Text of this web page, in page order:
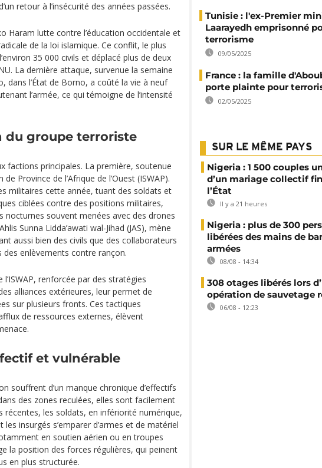
retour à l’insécurité des années passées.
Haram lutte contre l’éducation occidentale et
de la loi islamique. Ce conflit, le plus
35 000 civils et déplacé plus de deux
La dernière attaque, survenue la semaine
dans l’État de Borno, a coûté la vie à neuf
l’armée, ce qui témoigne de l’intensité
du groupe terroriste
factions principales. La première, soutenue
Province de l’Afrique de l’Ouest (ISWAP).
militaires cette année, tuant des soldats et
ciblées contre des positions militaires,
souvent menées avec des drones
Sunna Lidda’awati wal-Jihad (JAS), mène
aussi bien des civils que des collaborateurs
enlèvements contre rançon.
renforcée par des stratégies
alliances extérieures, leur permet de
sur plusieurs fronts. Ces tactiques
de ressources externes, élèvent
et vulnérable
souffrent d’un manque chronique d’effectifs
des zones reculées, elles sont facilement
récentes, les soldats, en infériorité numérique,
insurgés s’emparer d’armes et de matériel
en soutien aérien ou en troupes
la position des forces régulières, qui peinent
en plus structurée.
Tunisie : l'ex-Premier
Laarayedh emprisonné
terrorisme
09/05/2025
France : la famille
porte plainte pour
02/05/2025
SUR LE MÊME PAYS
Nigeria : 1 500 couples
d’un mariage collectif
l’État
Il y a 21 heures
Nigeria : plus de 300
libérées des mains de
armées
08/08 - 14:34
308 otages libérés lors
opération de sauvetage
06/08 - 12:23